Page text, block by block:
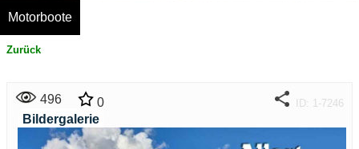
Motorboote
Zurück
496 0 ID: 1-7246
Bildergalerie